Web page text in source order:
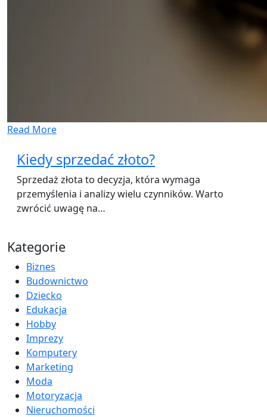
Read More
Kiedy sprzedać złoto?
Sprzedaż złota to decyzja, która wymaga
przemyślenia i analizy wielu czynników. Warto
zwrócić uwagę na…
Kategorie
Biznes
Budownictwo
Dziecko
Edukacja
Hobby
Imprezy
Komputery
Marketing
Moda
Motoryzacja
Nieruchomości